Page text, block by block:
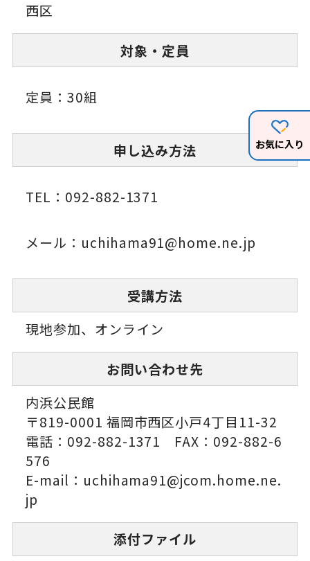
お気に入り
西区
対象・定員
定員：30組
申し込み方法
TEL：092-882-1371
メール：uchihama91@home.ne.jp
受講方法
現地参加、オンライン
お問い合わせ先
内浜公民館
〒819-0001 福岡市西区小戸4丁目11-32
電話：092-882-1371 FAX：092-882-6
576
E-mail：uchihama91@jcom.home.ne.
jp
添付ファイル